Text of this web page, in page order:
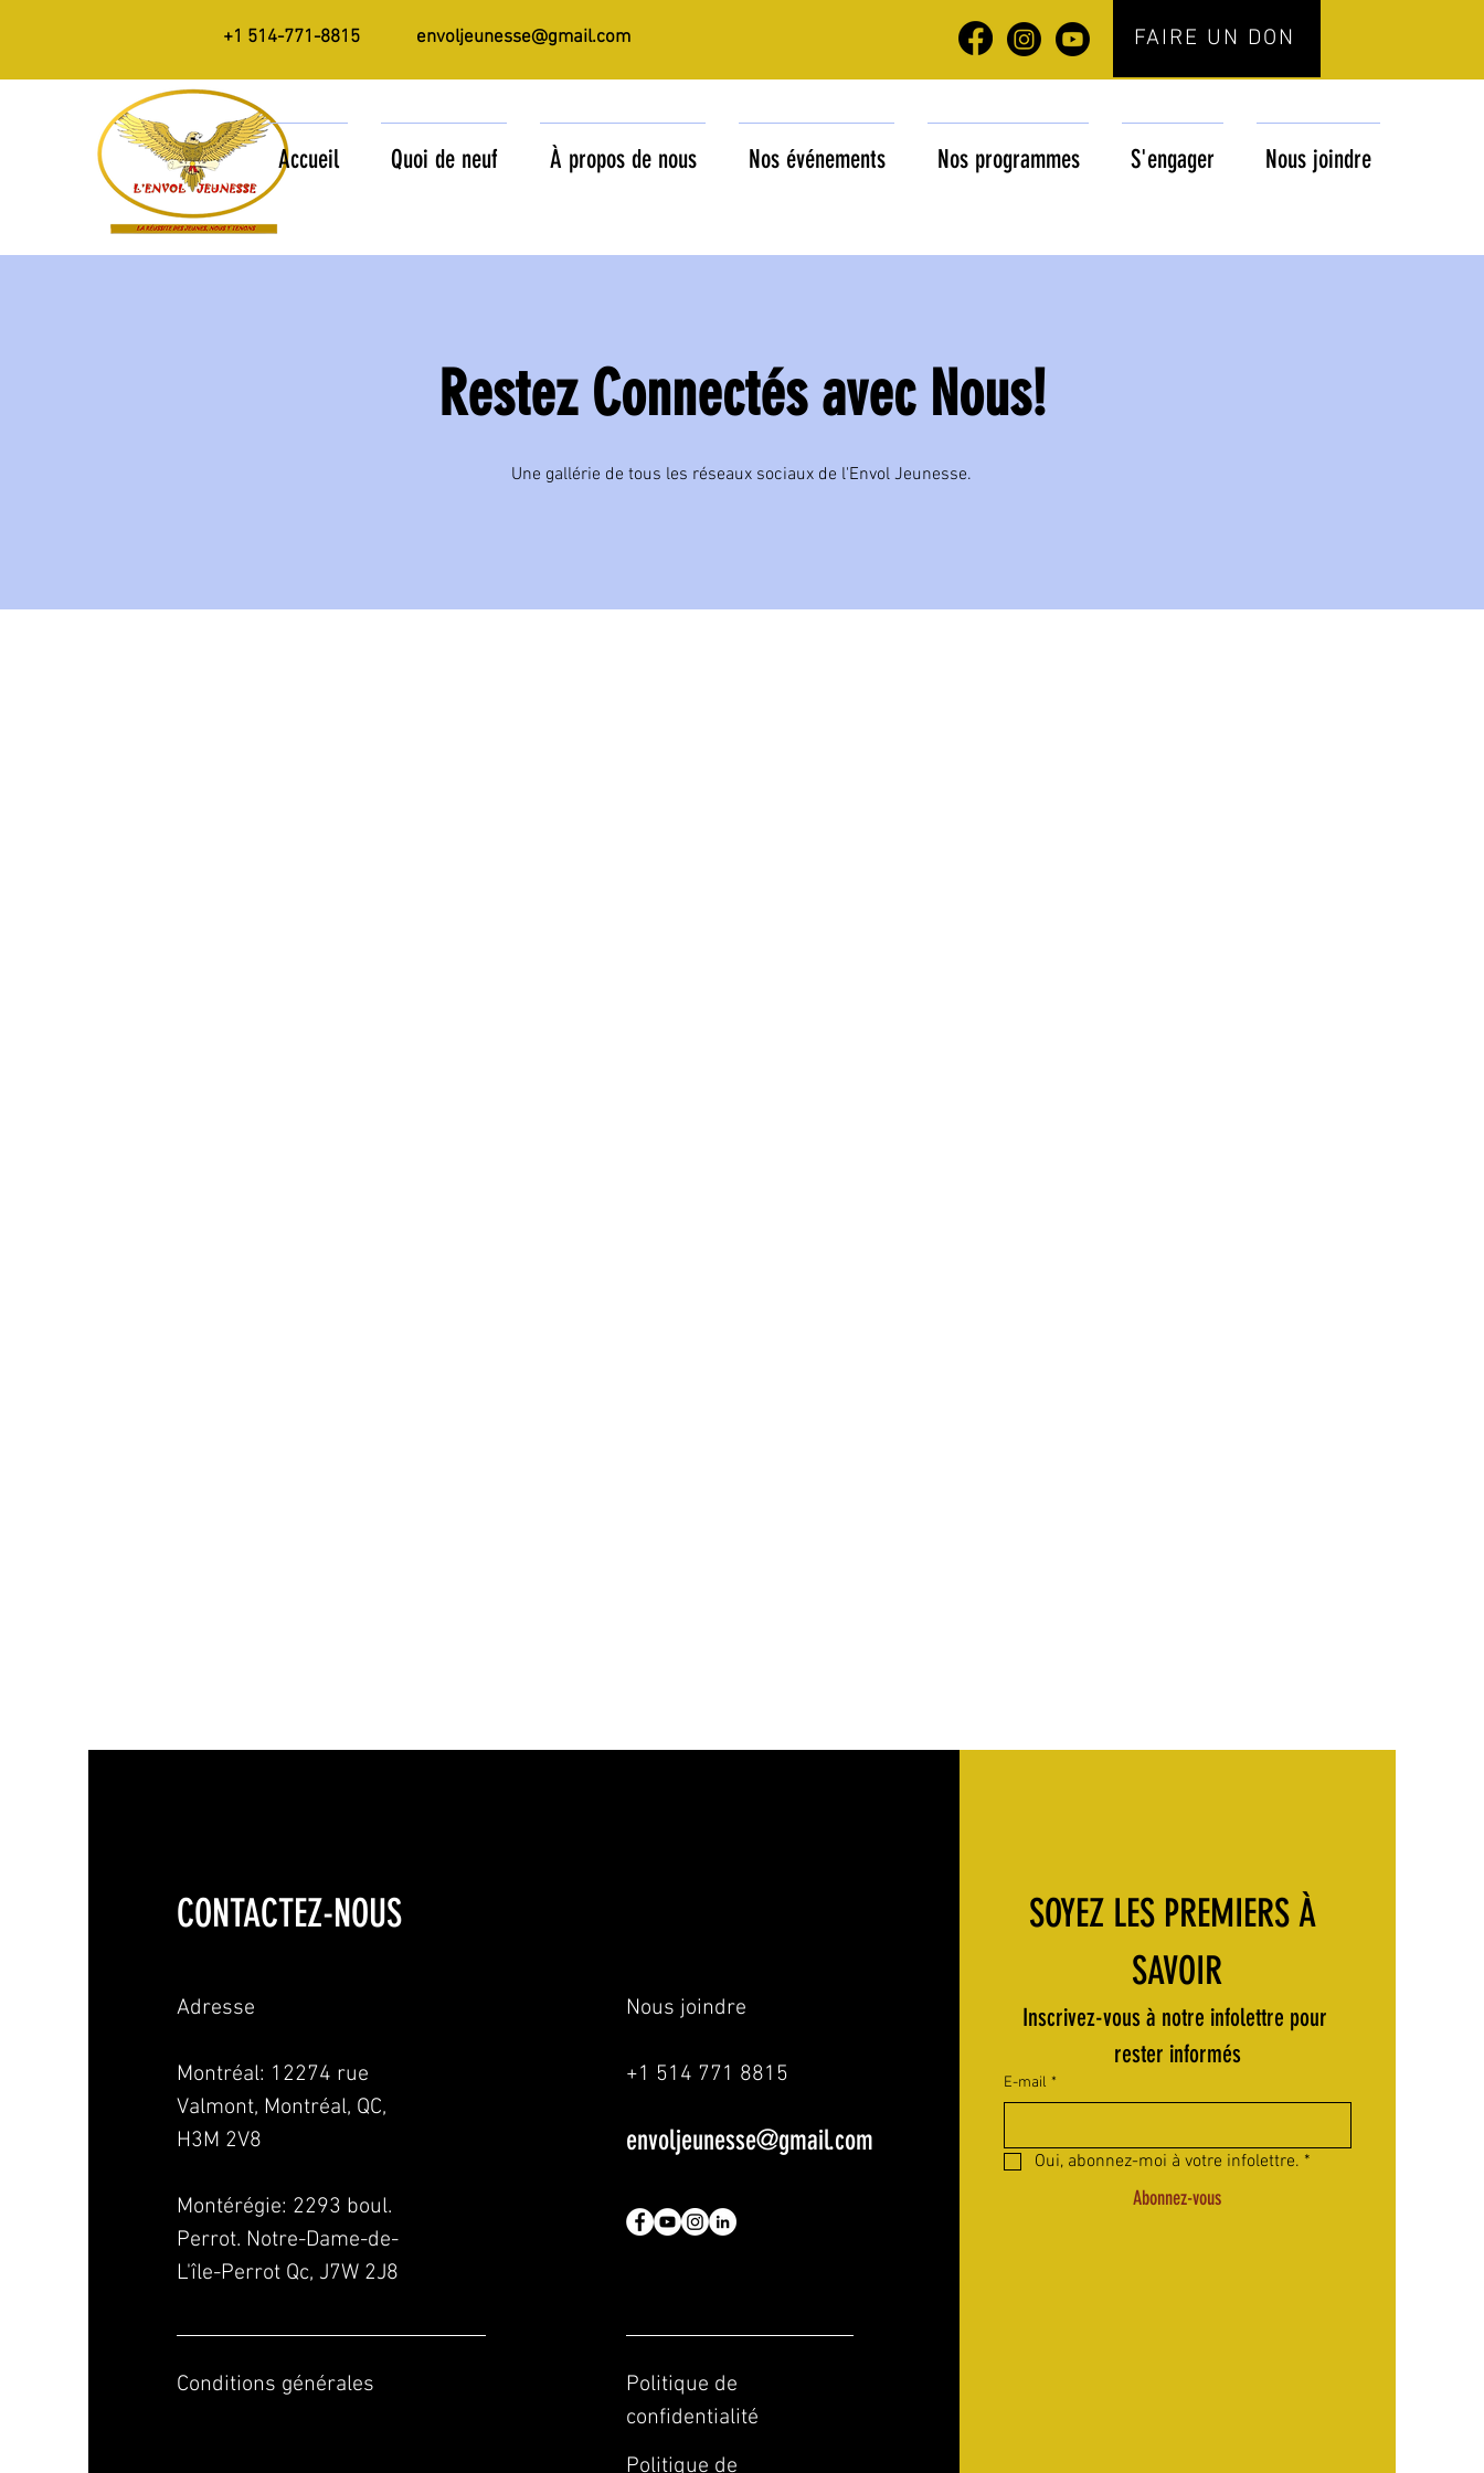
+1 514-771-8815 envoljeunesse@gmail.com FAIRE UN DON
Accueil Quoi de neuf À propos de nous Nos événements Nos programmes S'engager Nous joindre
Restez Connectés avec Nous!
Une gallérie de tous les réseaux sociaux de l'Envol Jeunesse.
CONTACTEZ-NOUS
Adresse
Montréal: 12274 rue
Valmont, Montréal, QC,
H3M 2V8
Montérégie: 2293 boul.
Perrot. Notre-Dame-de-
L'île-Perrot Qc, J7W 2J8
Conditions générales
Nous joindre
+1 514 771 8815
envoljeunesse@gmail.com
Politique de
confidentialité
Politique de
SOYEZ LES PREMIERS À
SAVOIR
Inscrivez-vous à notre infolettre pour
rester informés
E-mail *
Oui, abonnez-moi à votre infolettre. *
Abonnez-vous